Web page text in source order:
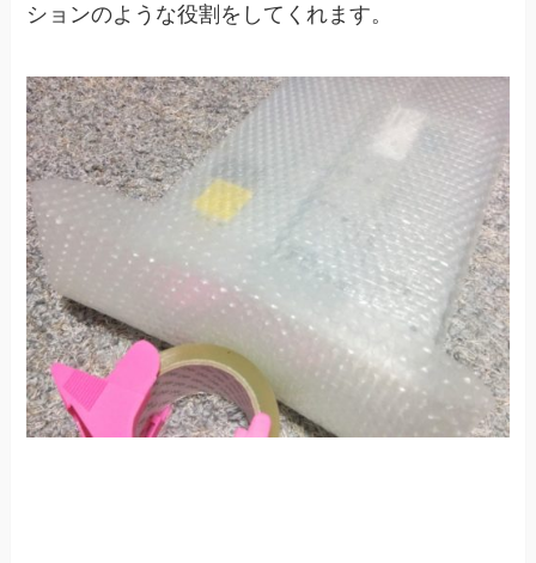
ションのような役割をしてくれます。